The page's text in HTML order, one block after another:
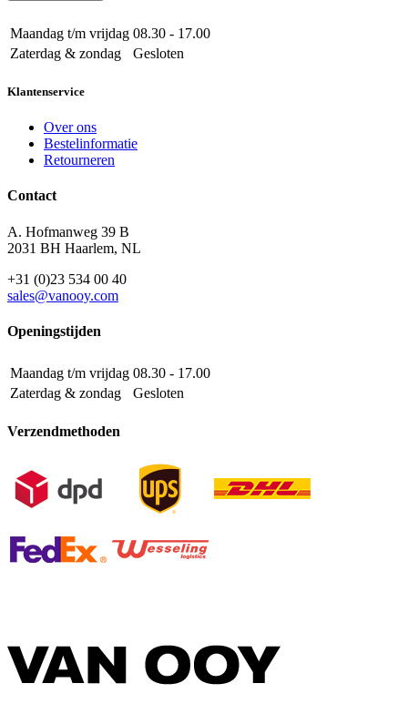
Maandag t/m vrijdag 08.30 - 17.00
Zaterdag & zondag
Gesloten
Klantenservice
Over ons
Bestelinformatie
Retourneren
Contact
A. Hofmanweg 39 B
2031 BH Haarlem, NL
+31 (0)23 534 00 40
sales@vanooy.com
Openingstijden
Maandag t/m vrijdag 08.30 - 17.00
Zaterdag & zondag
Gesloten
Verzendmethoden